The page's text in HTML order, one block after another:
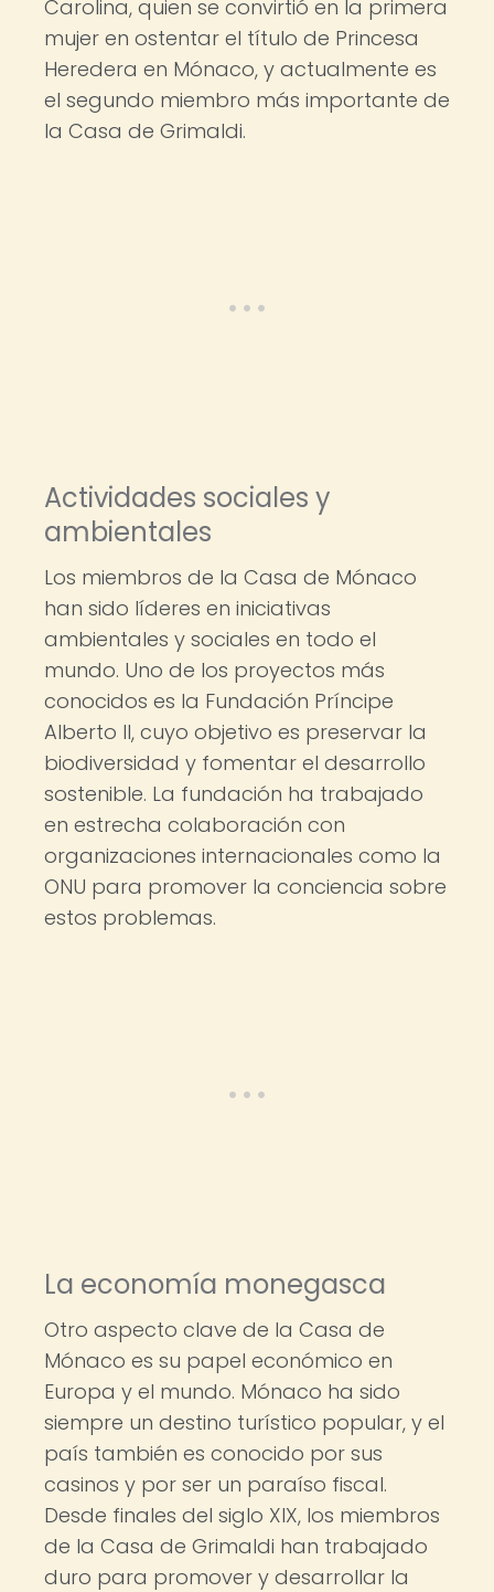
Carolina, quien se convirtió en la primera
mujer en ostentar el título de Princesa
Heredera en Mónaco, y actualmente es
el segundo miembro más importante de
la Casa de Grimaldi.
Actividades sociales y
ambientales
Los miembros de la Casa de Mónaco
han sido líderes en iniciativas
ambientales y sociales en todo el
mundo. Uno de los proyectos más
conocidos es la Fundación Príncipe
Alberto II, cuyo objetivo es preservar la
biodiversidad y fomentar el desarrollo
sostenible. La fundación ha trabajado
en estrecha colaboración con
organizaciones internacionales como la
ONU para promover la conciencia sobre
estos problemas.
La economía monegasca
Otro aspecto clave de la Casa de
Mónaco es su papel económico en
Europa y el mundo. Mónaco ha sido
siempre un destino turístico popular, y el
país también es conocido por sus
casinos y por ser un paraíso fiscal.
Desde finales del siglo XIX, los miembros
de la Casa de Grimaldi han trabajado
duro para promover y desarrollar la